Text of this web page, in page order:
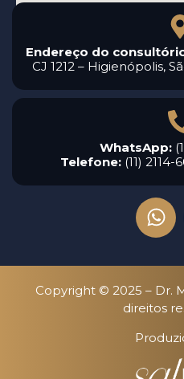
Endereço do
CJ 1212 – Higienópolis,
WhatsApp:
Telefone: (11)
Copyright © 2025 – Dr.
direitos